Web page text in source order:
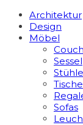
Architektur
Design
Möbel
Sessel
Stühle
Tische
Sofas